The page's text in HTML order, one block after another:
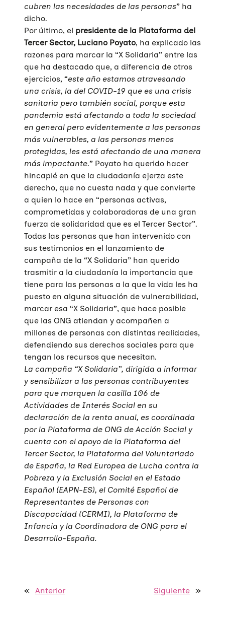
Nuestra red
Transparencia
Diversidad familiar
Familias reconstituidas
Mediación
Infancia y adolescencia
Educación Sexual
Violencias de género
Qué hacemos
Atención directa
Sensibilización
Formación
Investigación
Incidencia
Trabajo en red
Infórmate
Blog
Sala de prensa
Materiales y publicaciones
Campañas
Eventos
COLABORA
Haz tu donación
Únete a nuestra red
Si eres empresa
Hazte voluntaria/o
cubren las necesidades de las personas” ha
dicho.
Por último, el presidente de la Plataforma del
Tercer Sector, Luciano Poyato, ha explicado las
razones para marcar la “X Solidaria” entre las
que ha destacado que, a diferencia de otros
ejercicios, “este año estamos atravesando
una crisis, la del COVID-19 que es una crisis
sanitaria pero también social, porque esta
pandemia está afectando a toda la sociedad
en general pero evidentemente a las personas
más vulnerables, a las personas menos
protegidas, les está afectando de una manera
más impactante.” Poyato ha querido hacer
hincapié en que la ciudadanía ejerza este
derecho, que no cuesta nada y que convierte
a quien lo hace en “personas activas,
comprometidas y colaboradoras de una gran
fuerza de solidaridad que es el Tercer Sector”.
Todas las personas que han intervenido con
sus testimonios en el lanzamiento de
campaña de la “X Solidaria” han querido
trasmitir a la ciudadanía la importancia que
tiene para las personas a la que la vida les ha
puesto en alguna situación de vulnerabilidad,
marcar esa “X Solidaria”, que hace posible
que las ONG atiendan y acompañen a
millones de personas con distintas realidades,
defendiendo sus derechos sociales para que
tengan los recursos que necesitan.
La campaña “X Solidaria”, dirigida a informar
y sensibilizar a las personas contribuyentes
para que marquen la casilla 106 de
Actividades de Interés Social en su
declaración de la renta anual, es coordinada
por la Plataforma de ONG de Acción Social y
cuenta con el apoyo de la Plataforma del
Tercer Sector, la Plataforma del Voluntariado
de España, la Red Europea de Lucha contra la
Pobreza y la Exclusión Social en el Estado
Español (EAPN-ES), el Comité Español de
Representantes de Personas con
Discapacidad (CERMI), la Plataforma de
Infancia y la Coordinadora de ONG para el
Desarrollo-España.
« Anterior Siguiente »